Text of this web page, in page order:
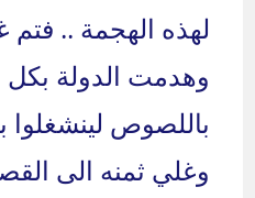
لهذه الهجمة .. فتم
وهدمت الدولة
باللصوص
وغلي ثمنه الى